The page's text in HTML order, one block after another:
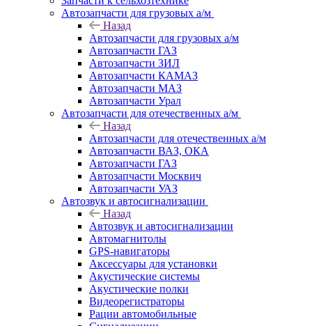
Автозапчасти для грузовых а/м
Назад
Автозапчасти для грузовых а/м
Автозапчасти ГАЗ
Автозапчасти ЗИЛ
Автозапчасти КАМАЗ
Автозапчасти МАЗ
Автозапчасти Урал
Автозапчасти для отечественных а/м
Назад
Автозапчасти для отечественных а/м
Автозапчасти ВАЗ, ОКА
Автозапчасти ГАЗ
Автозапчасти Москвич
Автозапчасти УАЗ
Автозвук и автосигнализации
Назад
Автозвук и автосигнализации
Автомагнитолы
GPS-навигаторы
Аксессуары для установки
Акустические системы
Акустические полки
Видеорегистраторы
Рации автомобильные